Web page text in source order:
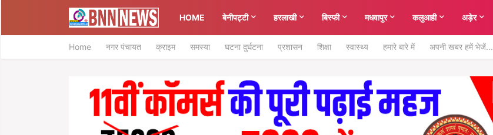
HOME बेनीपट्टी हरलाखी बिस्फी मधवापुर कलुआही अड़ेर
Home नगर पंचायत क्राइम समस्या घटना दुर्घटना प्रशासन शिक्षा स्वास्थ्य हमारे बारे में अपनी खबर हमें भेजें...